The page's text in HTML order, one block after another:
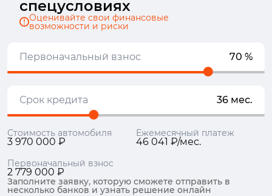
спецусловиях
Оценивайте свои финансовые
возможности и риски
Первоначальный взнос 70 %
Срок кредита 36 мес.
Стоимость автомобиля
3 970 000 ₽
Ежемесячный платеж
46 041 ₽/мес.
Первоначальный взнос
2 779 000 ₽
Заполните заявку, которую сможете отправить в
несколько банков и узнать решение онлайн